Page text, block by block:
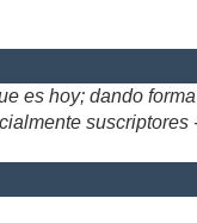
es hoy; dando